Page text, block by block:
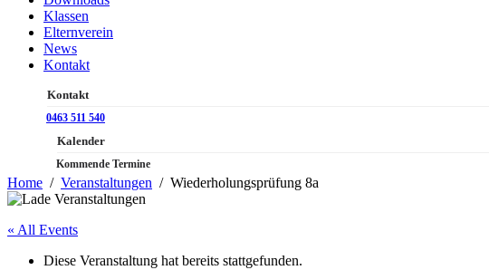
Klassen
Elternverein
News
Kontakt
Kontakt
0463 511 540
Kalender
Kommende Termine
Home Veranstaltungen Wiederholungsprüfung 8a
« All Events
Diese Veranstaltung hat bereits stattgefunden.